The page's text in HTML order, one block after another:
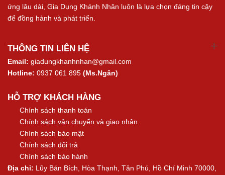
ứng lâu dài, Gia Dụng Khánh Nhân luôn là lựa chọn đáng tin cậy
để đồng hành và phát triển.
THÔNG TIN LIÊN HỆ
Email: giadungkhanhnhan@gmail.com
Hotline: 0937 061 895 (Ms.Ngân)
HỖ TRỢ KHÁCH HÀNG
Chính sách thanh toán
Chính sách vận chuyển và giao nhận
Chính sách bảo mật
Chính sách đổi trả
Chính sách bảo hành
Địa chỉ: Lũy Bán Bích, Hòa Thạnh, Tân Phú, Hồ Chí Minh 70000,